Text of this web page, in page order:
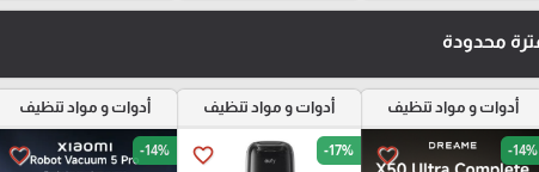
محدودة
أدوات و مواد تنظيف
favorite_border -14%
أدوات و مواد تنظيف
favorite_border -17%
أدوات و مواد تنظيف
favorite_border -14%